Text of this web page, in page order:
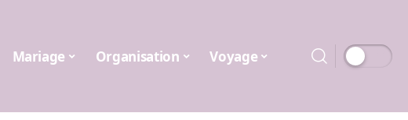
Mariage Organisation Voyage